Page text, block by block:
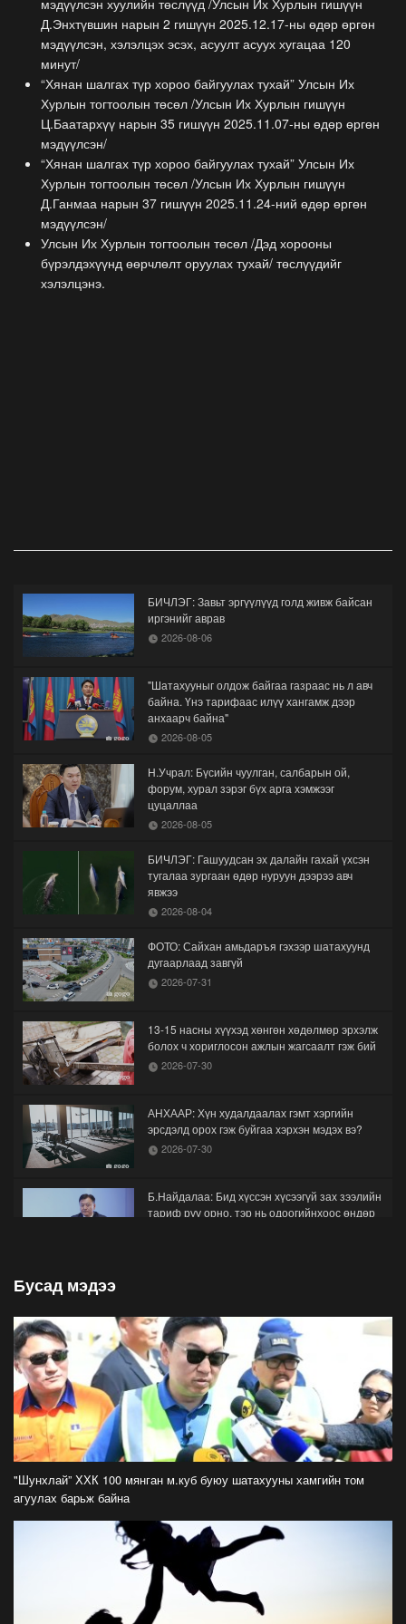
Д.Энхтүвшин нарын 2 гишүүн 2025.12.17-ны өдөр өргөн
мэдүүлсэн, хэлэлцэх эсэх, асуулт асуух хугацаа 120
минут/
“Хянан шалгах түр хороо байгуулах тухай” Улсын Их
Хурлын тогтоолын төсөл /Улсын Их Хурлын гишүүн
Ц.Баатархүү нарын 35 гишүүн 2025.11.07-ны өдөр өргөн
мэдүүлсэн/
“Хянан шалгах түр хороо байгуулах тухай” Улсын Их
Хурлын тогтоолын төсөл /Улсын Их Хурлын гишүүн
Д.Ганмаа нарын 37 гишүүн 2025.11.24-ний өдөр өргөн
мэдүүлсэн/
Улсын Их Хурлын тогтоолын төсөл /Дэд хорооны
бүрэлдэхүүнд өөрчлөлт оруулах тухай/ төслүүдийг
хэлэлцэнэ.
БИЧЛЭГ: Завьт эргүүлүүд голд живж байсан
иргэнийг аврав
2026-08-06
"Шатахууныг олдож байгаа газраас нь л авч
байна. Үнэ тарифаас илүү хангамж дээр
анхаарч байна"
2026-08-05
Н.Учрал: Бүсийн чуулган, салбарын ой,
форум, хурал зэрэг бүх арга хэмжээг
цуцаллаа
2026-08-05
БИЧЛЭГ: Гашуудсан эх далайн гахай үхсэн
тугалаа зургаан өдөр нуруун дээрээ авч
явжээ
2026-08-04
ФОТО: Сайхан амьдаръя гэхээр шатахуунд
дугаарлаад завгүй
2026-07-31
13-15 насны хүүхэд хөнгөн хөдөлмөр эрхэлж
болох ч хориглосон ажлын жагсаалт гэж бий
2026-07-30
АНХААР: Хүн худалдаалах гэмт хэргийн
эрсдэлд орох гэж буйгаа хэрхэн мэдэх вэ?
2026-07-30
Б.Найдалаа: Бид хүссэн хүсээгүй зах зээлийн
тариф руу орно, тэр нь одоогийнхоос өндөр
2026-07-22
С.Амарсайхан: Фэйсбүүкээр ангийн групп чат
нээдэг, үүгээр даалгавраа өгдгийг зогсоож,
хаана
2026-07-21
ФОТО: Тажикистан Улсын Ерөнхийлөгчийн
2026-07-21
"Улсын цолд хүрсэн бөхчүүдээс допинг
илрээгүй, аймгийн цолтой нэг бөхөөс илэрсэн
гэх имэйл ирсэн"
2026-07-21
Бусад мэдээ
"Шунхлай” ХХК 100 мянган м.куб буюу шатахууны хамгийн том
агуулах барьж байна